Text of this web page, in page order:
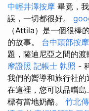
中輕井澤按摩 畢竟，
誤，一切都很好。
（Attila）是一個很棒
的故事。 台中頭部按摩
題，薩迪尼亞之間的渡
摩證照 記帳士 執照 -
我們的嚮導和旅行社的
在這裡，您可以品嚐島
標有當地奶酪。 竹北